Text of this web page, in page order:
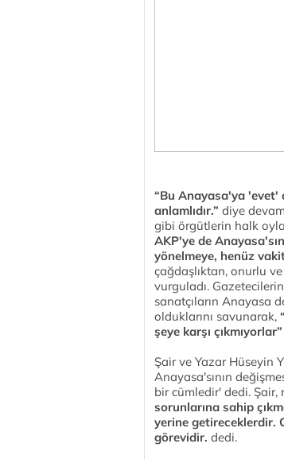
“Bu Anayasa'ya 'evet'
anlamlıdır.” diye
gibi örgütlerin halk
AKP'ye de
yönelmeye, henüz
çağdaşlıktan, onurlu
vurguladı.
sanatçıların Anayasa
olduklarını savunarak,
şeye karşı çıkmıyorlar”
Şair ve Yazar Hüseyin
Anayasa'sının
bir cümledir' dedi. Şair,
sorunlarına sahip
yerine getireceklerdir.
görevidir. dedi.